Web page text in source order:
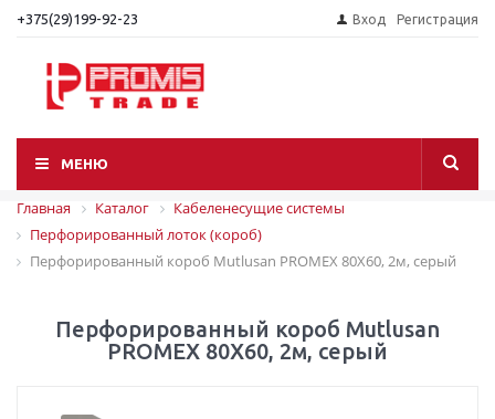
+375(29)199-92-23 Вход Регистрация
МЕНЮ
Главная Каталог
Кабеленесущие системы
Перфорированный лоток (короб)
Перфорированный короб Mutlusan PROMEX 80X60, 2м, серый
Перфорированный короб Mutlusan
PROMEX 80X60, 2м, серый